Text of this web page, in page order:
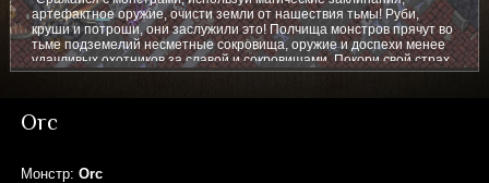
артефактное оружие, очисти земли от нашествия тьмы! Руби,
круши и потроши, они заслужили это! Полчища монстров прячут во
тьме подземелий несметные сокровища, оружие и доспехи менее
удачливых охотников за славой и сокровищами. Покори свой страх,
покажи им кто тут главный!
Orc
Монстр: Orc